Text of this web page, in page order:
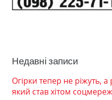
Недавні записи
Огірки тепер не ріжуть, а
який став хітом соцмереж